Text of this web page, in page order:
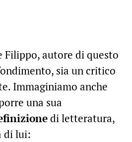
Filippo, autore di questo
sia un critico
Immaginiamo anche
una sua
di letteratura,
di lui: